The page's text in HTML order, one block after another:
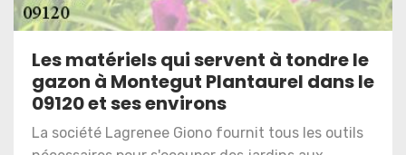
Les matériels qui servent à tondre le
gazon à Montegut Plantaurel dans le
09120 et ses environs
La société Lagrenee Giono fournit tous les outils